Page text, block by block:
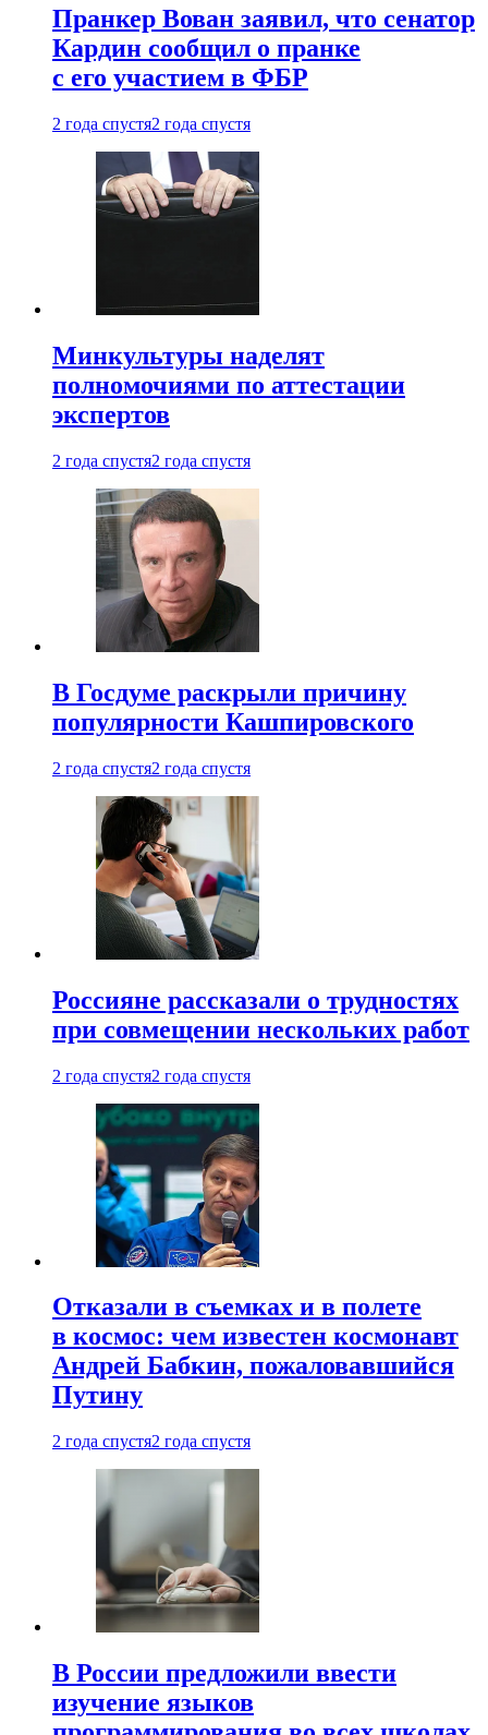
Пранкер Вован заявил, что сенатор
Кардин сообщил о пранке
с его участием в ФБР
2 года спустя2 года спустя
Минкультуры наделят
полномочиями по аттестации
экспертов
2 года спустя2 года спустя
В Госдуме раскрыли причину
популярности Кашпировского
2 года спустя2 года спустя
Россияне рассказали о трудностях
при совмещении нескольких работ
2 года спустя2 года спустя
Отказали в съемках и в полете
в космос: чем известен космонавт
Андрей Бабкин, пожаловавшийся
Путину
2 года спустя2 года спустя
В России предложили ввести
изучение языков